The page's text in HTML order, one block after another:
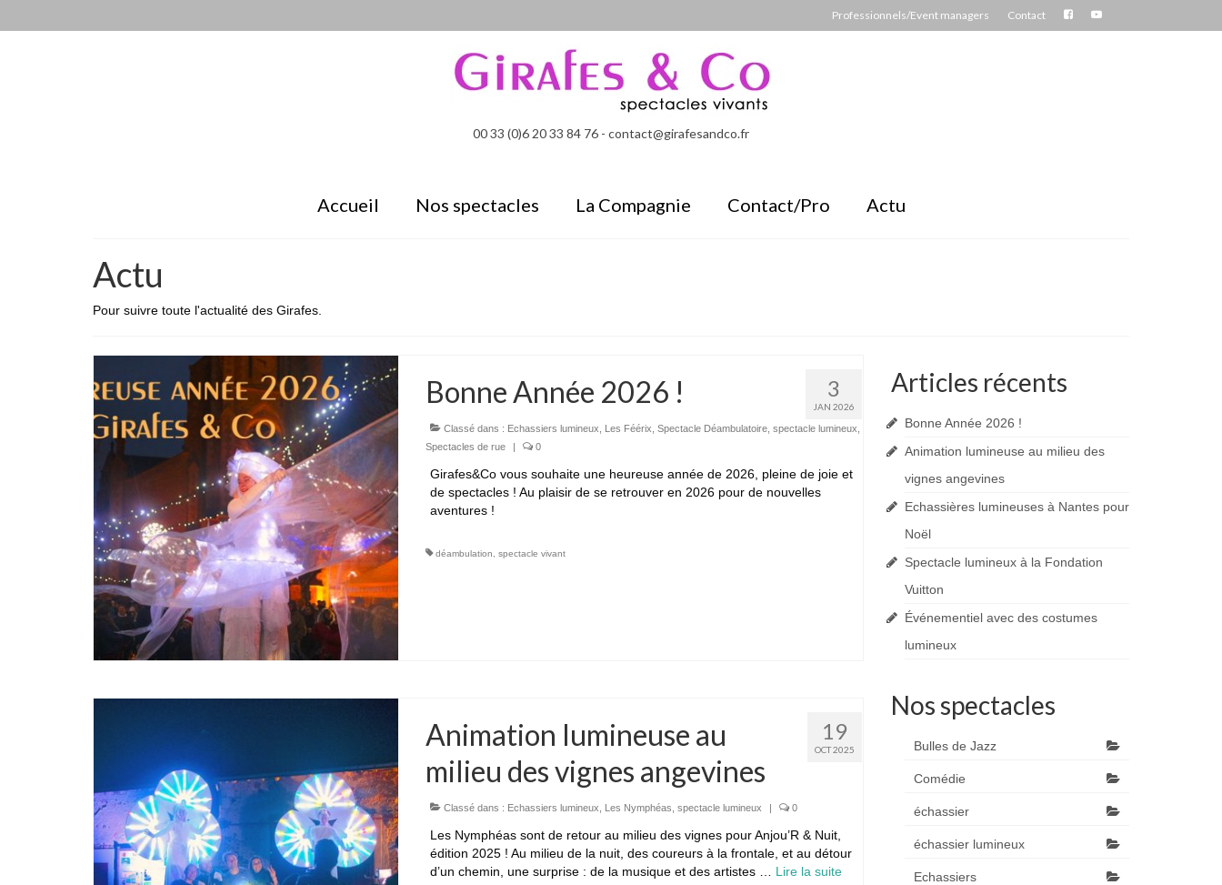
Professionnels/Event managers Contact
00 33 (0)6 20 33 84 76 - contact@girafesandco.fr
Accueil Nos spectacles La Compagnie Contact/Pro Actu
Actu
Pour suivre toute l'actualité des Girafes.
3
JAN 2026
Bonne Année 2026 !
Classé dans : Echassiers lumineux Les Féérix Spectacle Déambulatoire, spectacle lumineux
Spectacles de rue
| 0
Girafes&Co vous souhaite une heureuse année de 2026, pleine de joie et
de spectacles ! Au plaisir de se retrouver en 2026 pour de nouvelles
aventures !
déambulation spectacle vivant
19
OCT 2025
Animation lumineuse au
milieu des vignes angevines
Classé dans : Echassiers lumineux Les Nymphéas spectacle lumineux | 0
Les Nymphéas sont de retour au milieu des vignes pour Anjou’R & Nuit,
édition 2025 ! Au milieu de la nuit, des coureurs à la frontale, et au détour
d’un chemin, une surprise : de la musique et des artistes … Lire la suite­­
Articles récents
Bonne Année 2026 !
Animation lumineuse au milieu des
vignes angevines
Echassières lumineuses à Nantes pour
Noël
Spectacle lumineux à la Fondation
Vuitton
Événementiel avec des costumes
lumineux
Nos spectacles
Bulles de Jazz
Comédie
échassier
échassier lumineux
Echassiers